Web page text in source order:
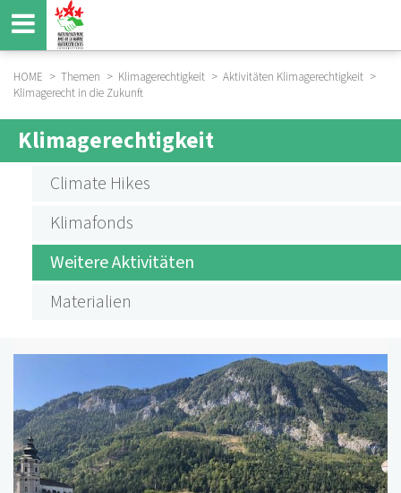
Direkt
zum
Inhalt
BREADCRUMB
HOME Themen Klimagerechtigkeit
Aktivitäten Klimagerechtigkeit
Klimagerecht in die Zukunft
SUBMENU
AKTIVITÄTEN
KLIMAGERECHTIGKEIT
Klimagerechtigkeit
Climate Hikes
Klimafonds
Weitere Aktivitäten
Materialien